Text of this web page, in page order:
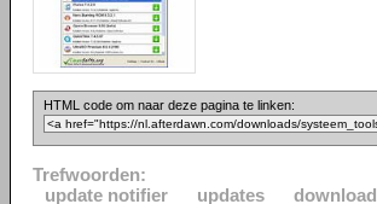
HTML code om naar deze pagina te linken:
Trefwoorden:
update notifier
updates download